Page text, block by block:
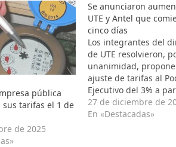
pública
tarifas el 1 de
de 2025
Se anunciaron
UTE y Antel que
cinco días
Los integrantes del
de UTE resolvieron,
unanimidad,
ajuste de tarifas al
Ejecutivo del 3% a
próximo miércoles 1º
de 2025. La
27 de diciembre de
En «Destacadas»